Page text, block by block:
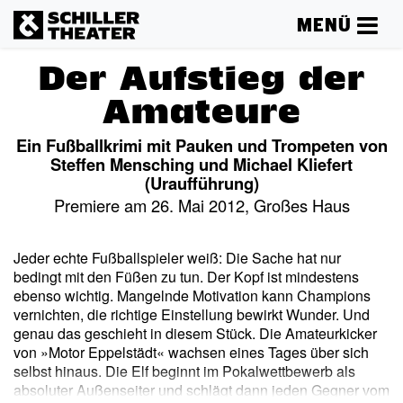
MENÜ
Der Aufstieg der
Amateure
Ein Fußballkrimi mit Pauken und Trompeten von
Steffen Mensching und Michael Kliefert
(Uraufführung)
Premiere am 26. Mai 2012, Großes Haus
Jeder echte Fußballspieler weiß: Die Sache hat nur
bedingt mit den Füßen zu tun. Der Kopf ist mindestens
ebenso wichtig. Mangelnde Motivation kann Champions
vernichten, die richtige Einstellung bewirkt Wunder. Und
genau das geschieht in diesem Stück. Die Amateurkicker
von »Motor Eppelstädt« wachsen eines Tages über sich
selbst hinaus. Die Elf beginnt im Pokalwettbewerb als
absoluter Außenseiter und schlägt dann jeden Gegner vom